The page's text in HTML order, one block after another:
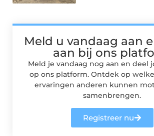
Meld u vandaag aan
aan bij ons
Meld je vandaag nog aan en deel
op ons platform. Ontdek op
ervaringen anderen kunnen
samenbrengen.
Registreer nu